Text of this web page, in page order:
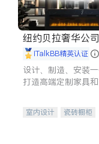
纽约贝拉奢华公司 BELL
A LUXE
iTalkBB精英认证
设计、制造、安装一
打造高端定制家具
室内设计
瓷砖橱柜